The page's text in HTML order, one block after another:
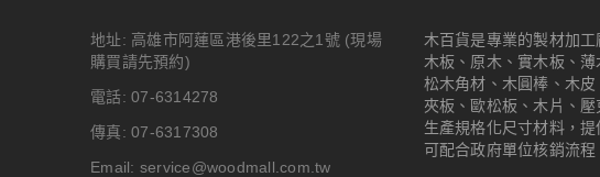
地址: 高雄市阿蓮區港後里122之1號 (現場
購買請先預約)
電話: 07-6314278
傳真: 07-6317308
Email: service@woodmall.com.tw
木百貨是專業的製材加
木板、原木、實木板、薄
松木角材、木圓棒、木皮
夾板、歐松板、木片、
生產規格化尺寸材料，提
可配合政府單位核銷流程